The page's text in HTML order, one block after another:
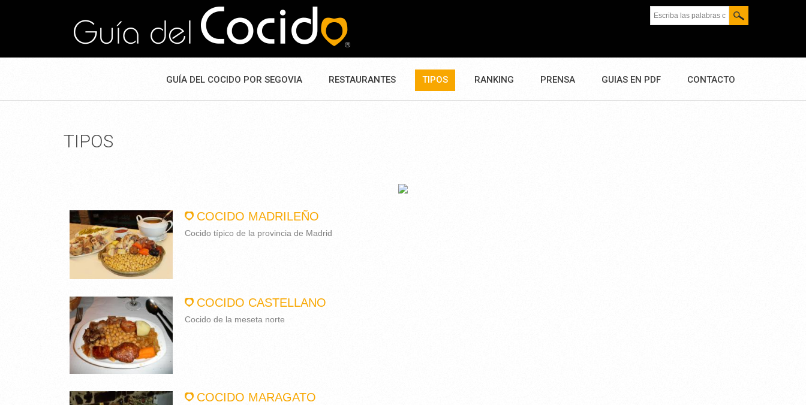
Escriba las palabras clave.
GUÍA DEL COCIDO POR SEGOVIA RESTAURANTES TIPOS RANKING PRENSA GUIAS EN PDF CONTACTO
TIPOS
COCIDO MADRILEÑO
Cocido típico de la provincia de Madrid
COCIDO CASTELLANO
Cocido de la meseta norte
COCIDO MARAGATO